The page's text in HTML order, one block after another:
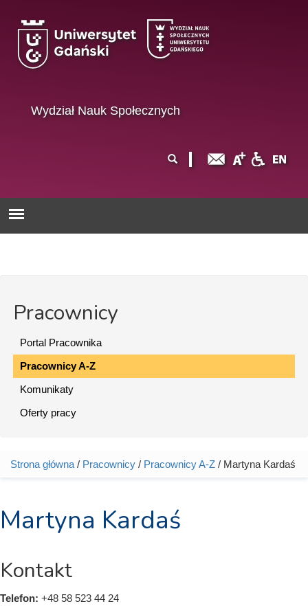
Wydział Nauk Społecznych
wyszukiwania
Pracownicy
Portal Pracownika
Pracownicy A-Z
Komunikaty
Oferty pracy
Jesteś tutaj
Strona główna / Pracownicy / Pracownicy A-Z / Martyna Kardaś
Martyna Kardaś
Kontakt
Telefon: +48 58 523 44 24